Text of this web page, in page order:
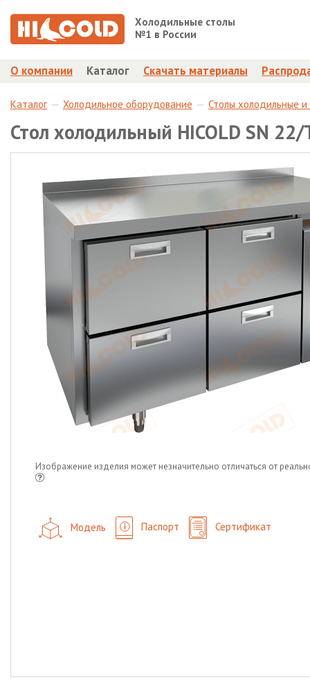
Холодильные столы
№1 в России
О компании Каталог Скачать материалы
Каталог Холодильное оборудование Столы холодильные
Стол холодильный HICOLD SN 22/
Изображение изделия может незначительно отличаться от
Модель Паспорт Сертификат